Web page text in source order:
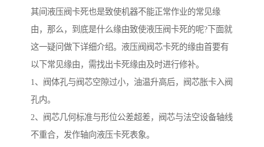
其间液压阀卡死也是致使机器不能正常作业的常见缘
由，那么，到底是什么缘由致使液压阀卡死的呢?下面就
这一疑问做下详细介绍。液压阀阀芯卡死的缘由首要有
以下常见缘由，需找出卡死缘由及时进行修补。
1、阀体孔与阀芯空隙过小，油温升高后，阀芯胀卡入阀
孔内。
2、阀芯几何标准与形位公差超差，阀芯与法空设备轴线
不重合，发作轴向液压卡死表象。